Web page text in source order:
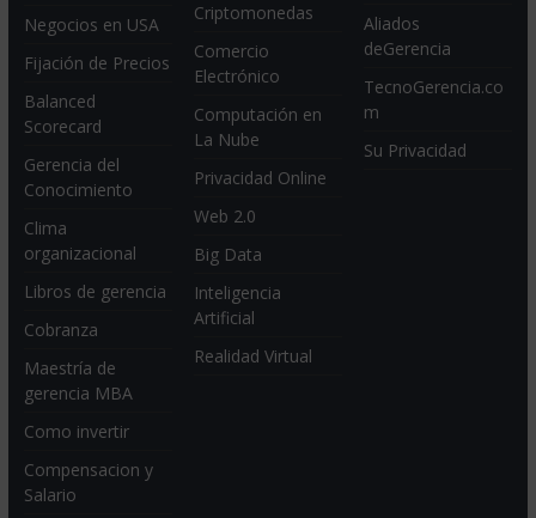
Negocios en USA
Fijación de Precios
Balanced
Scorecard
Gerencia del
Conocimiento
Clima
organizacional
Libros de gerencia
Cobranza
Maestría de
gerencia MBA
Como invertir
Compensacion y
Salario
Criptomonedas
Comercio
Electrónico
Computación en
La Nube
Privacidad Online
Web 2.0
Big Data
Inteligencia
Artificial
Realidad Virtual
Aliados
deGerencia
TecnoGerencia.co
m
Su Privacidad